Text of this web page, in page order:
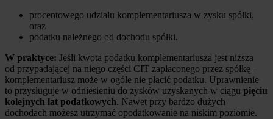
procentowego udziału komplementariusza w zysku spółki,
oraz
podatku należnego od dochodu spółki.
W praktyce: Jeśli kwota podatku komplementariusza jest niższa
od przypadającej na niego części CIT zapłaconego przez spółkę –
komplementariusz może w ogóle nie płacić podatku. Uprawnienie
to przysługuje w odniesieniu do zysków uzyskanych w ciągu pięciu
kolejnych lat podatkowych. Nawet przy bardzo dużych
dochodach możesz utrzymać opodatkowanie na niskim poziomie.